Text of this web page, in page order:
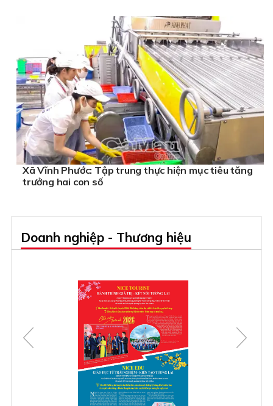
Xã Vĩnh Phước: Tập trung thực hiện mục tiêu tăng
trưởng hai con số
Doanh nghiệp - Thương hiệu